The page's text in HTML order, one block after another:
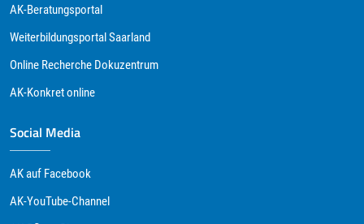
AK-Beratungsportal
Weiterbildungsportal Saarland
Online Recherche Dokuzentrum
AK-Konkret online
Social Media
AK auf Facebook
AK-YouTube-Channel